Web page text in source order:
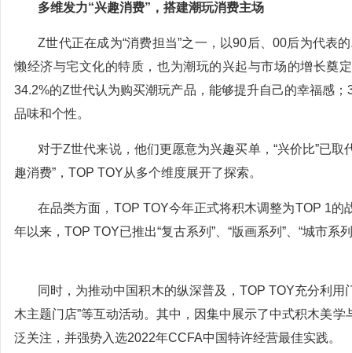
多维发力“兴趣消费”，搭建潮玩消费主场
Z世代正在成为“消费担当”之一，以90后、00后为代表
懒经济与宅文化的特质，也为潮玩的兴起与市场的增长奠
34.2%的Z世代认为购买潮玩产品，能够提升自己的幸福感
品味和个性。
对于Z世代来说，他们更愿意为兴趣买单，“兴价比”已
趣消费”，TOP TOY从多个维度展开了探索。
在品类方面，TOP TOY今年正式将积木调整为TOP 1
年以来，TOP TOY已推出“复古系列”、“版画系列”、“城市
同时，为推动中国积木的纵深普及，TOP TOY充分利用
木主题门店”等互动活动。其中，因集中展示了中式积木美
泛关注，并强势入选2022年CCFA中国特许经营最佳实践。